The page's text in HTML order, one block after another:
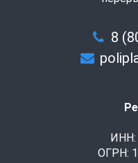
8
ИНН:
ОГРН: